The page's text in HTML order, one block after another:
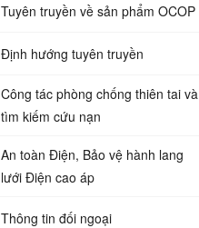
Tuyên truyền về sản phẩm OCOP
Định hướng tuyên truyền
Công tác phòng chống thiên tai và
tìm kiếm cứu nạn
An toàn Điện, Bảo vệ hành lang
lưới Điện cao áp
Thông tin đối ngoại